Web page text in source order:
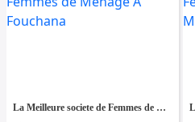
La Meilleure societe de Femmes de Ménage A Fouchana